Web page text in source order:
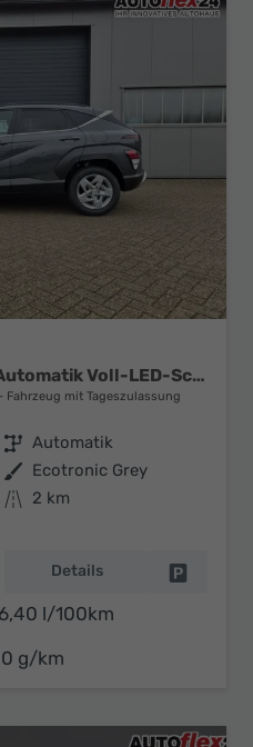
Trend 1.6 T-GDI 150PS Automatik Voll-LED-Scheinw. Sitzheizung Lenkradheizung ACC Klimaautomatik Navi Touchscreen DAB+ Apple CarPlay + Android Auto PDC v+h Rückf.Kamera 2xKeyless 17-LM
Fahrzeug mit Tageszulassung
Getriebe Automatik
Außenfarbe Ecotronic Grey
Kilometerstand
2 km
Details
6,40 l/100km
g/km